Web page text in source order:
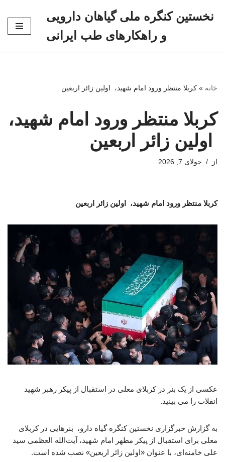
نخستین کنگره ملی گیاهان دارویی
و راهکارهای طب ایرانی
خانه » کربلا منتظر ورود امام شهید، ‌ اولین زائر اربعین
کربلا منتظر ورود امام شهید،
‌ اولین زائر اربعین
از جولای 7, 2026
کربلا منتظر ورود امام شهید، ‌ اولین زائر اربعین
عکسی از یک بنر در کربلای معلی در استقبال از پیکر رهبر شهید
انقلاب را می بینید.
به گزارش خبرگزاری نخستین کنگره گیاه دارو، بنرهایی در کربلای
معلی برای استقبال از پیکر مطهر امام شهید، آیت‌الله العظمی سید
علی خامنه‌ای، با عنوان «اولین زائر اربعین» نصب شده است.